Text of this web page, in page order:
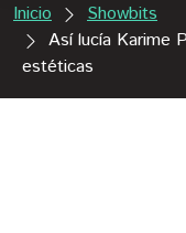
Inicio
Showbits
Así lucía Karime
estéticas